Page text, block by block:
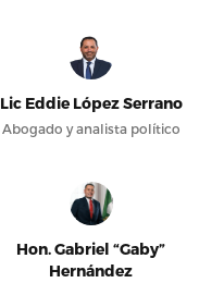
Lic Eddie López Serrano
Abogado y analista político
Hon. Gabriel “Gaby”
Hernández